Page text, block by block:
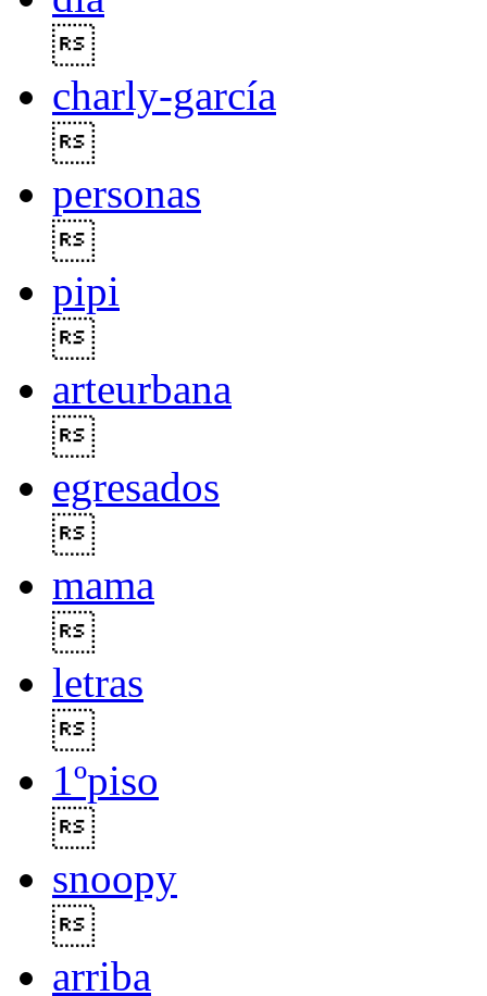
charly-garcía
personas
pipi
arteurbana
egresados
mama
letras
1ºpiso
snoopy
arriba